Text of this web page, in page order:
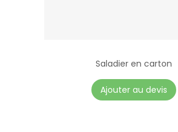
Saladier en carton
Ajouter au devis